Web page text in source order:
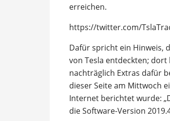
erreichen.
https://twitter.com/
Dafür spricht ein Hinweis,
von Tesla entdeckten;
nachträglich Extras dafür
dieser Seite am Mittwoch
Internet berichtet wurde:
die Software-Version